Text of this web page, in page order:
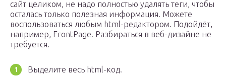
сайт целиком, не надо полностью удалять теги, чтобы
осталась только полезная информация. Можете
воспользоваться любым html-редактором. Подойдёт,
например, FrontPage. Разбираться в веб-дизайне не
требуется.
Выделите весь html-код.